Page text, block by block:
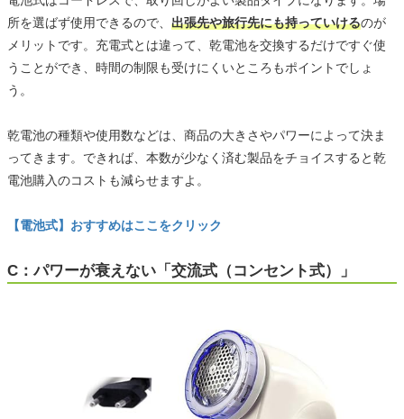
所を選ばず使用できるので、 出張先や旅行先にも持っていけるのが
メリットです。充電式とは違って、乾電池を交換するだけですぐ使
うことができ、時間の制限も受けにくいところもポイントでしょ
う。
乾電池の種類や使用数などは、商品の大きさやパワーによって決ま
ってきます。できれば、本数が少なく済む製品をチョイスすると乾
電池購入のコストも減らせますよ。
【電池式】おすすめはここをクリック
C：パワーが衰えない「交流式（コンセント式）」